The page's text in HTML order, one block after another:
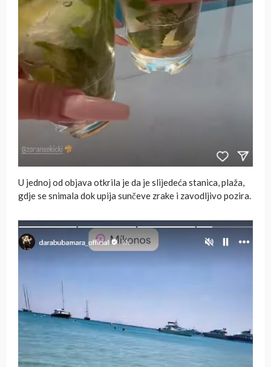
U jednoj od objava otkrila je da je slijedeća stanica, plaža,
gdje se snimala dok upija sunčeve zrake i zavodljivo pozira.